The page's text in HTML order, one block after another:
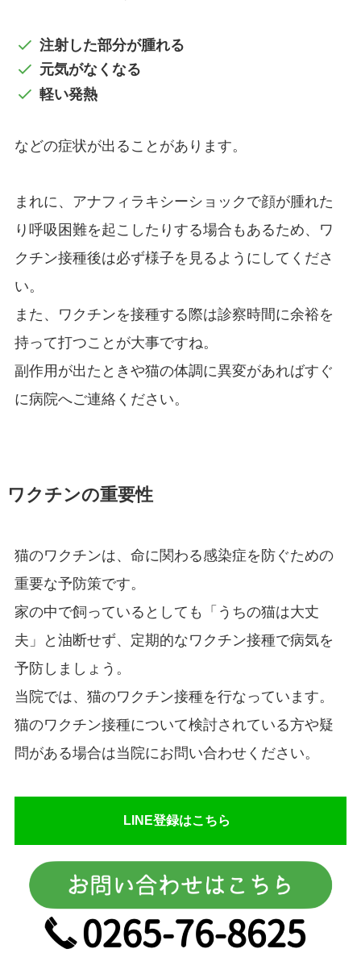
注射した部分が腫れる
元気がなくなる
軽い発熱
などの症状が出ることがあります。
まれに、アナフィラキシーショックで顔が腫れた
り呼吸困難を起こしたりする場合もあるため、ワ
クチン接種後は必ず様子を見るようにしてくださ
い。
また、ワクチンを接種する際は診察時間に余裕を
持って打つことが大事ですね。
副作用が出たときや猫の体調に異変があればすぐ
に病院へご連絡ください。
ワクチンの重要性
猫のワクチンは、命に関わる感染症を防ぐための
重要な予防策です。
家の中で飼っているとしても「うちの猫は大丈
夫」と油断せず、定期的なワクチン接種で病気を
予防しましょう。
当院では、猫のワクチン接種を行なっています。
猫のワクチン接種について検討されている方や疑
問がある場合は当院にお問い合わせください。
LINE登録はこちら